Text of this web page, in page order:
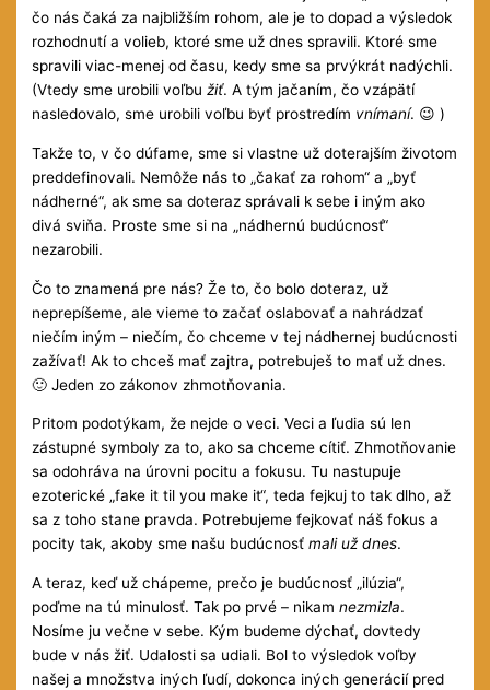
čo nás čaká za najbližším rohom, ale je to dopad a výsledok
rozhodnutí a volieb, ktoré sme už dnes spravili. Ktoré sme
spravili viac-menej od času, kedy sme sa prvýkrát nadýchli.
(Vtedy sme urobili voľbužiť. A tým jačaním, čo vzápätí
nasledovalo, sme urobili voľbu byť prostredím vnímaní. 😉 )
Takže to, v čo dúfame, sme si vlastne už doterajším životom
preddefinovali. Nemôže nás to „čakať za rohom“ a „byť
nádherné“, ak sme sa doteraz správali k sebe i iným ako
divá sviňa. Proste sme si na „nádhernú budúcnosť“
nezarobili.
Čo to znamená pre nás? Že to, čo bolo doteraz, už
neprepíšeme, ale vieme to začať oslabovať a nahrádzať
niečím iným – niečím, čo chceme v tej nádhernej budúcnosti
zažívať! Ak to chceš mať zajtra, potrebuješ to mať už dnes.
🙂 Jeden zo zákonov zhmotňovania.
Pritom podotýkam, že nejde o veci. Veci a ľudia sú len
zástupné symboly za to, ako sa chceme cítiť. Zhmotňovanie
sa odohráva na úrovni pocitu a fokusu. Tu nastupuje
ezoterické „fake it til you make it“, teda fejkuj to tak dlho, až
sa z toho stane pravda. Potrebujeme fejkovať náš fokus a
pocity tak, akoby sme našu budúcnosťmali už dnes.
A teraz, keď už chápeme, prečo je budúcnosť „ilúzia“,
poďme na tú minulosť. Tak po prvé – nikamnezmizla.
Nosíme ju večne v sebe. Kým budeme dýchať, dovtedy
bude v nás žiť. Udalosti sa udiali. Bol to výsledok voľby
našej a množstva iných ľudí, dokonca iných generácií pred